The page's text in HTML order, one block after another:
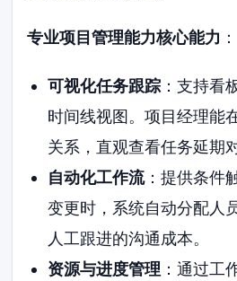
专业项目管理能力核心能力 ：
可视化任务跟踪：支持看
时间线视图。项目经理能
关系，直观查看任务延期
自动化工作流：提供条件
变更时，系统自动分配人
人工跟进的沟通成本。
资源与进度管理 ：通过工